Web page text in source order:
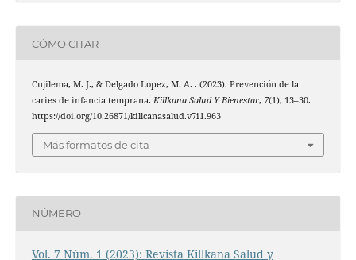
CÓMO CITAR
Cujilema, M. J., & Delgado Lopez, M. A. . (2023). Prevención de la
caries de infancia temprana. Killkana Salud Y Bienestar, 7(1), 13–30.
https://doi.org/10.26871/killcanasalud.v7i1.963
Más formatos de cita
NÚMERO
Vol. 7 Núm. 1 (2023): Revista Killkana Salud y